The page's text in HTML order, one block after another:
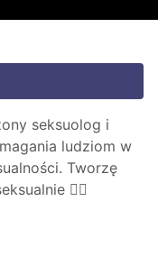
seksuolog i
ludziom w
Tworzę
🏳️‍🌈